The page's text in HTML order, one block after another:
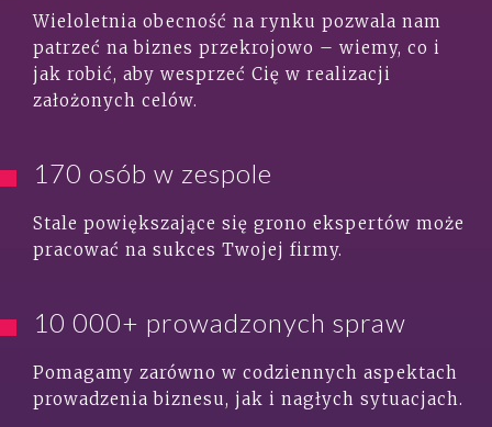
Wieloletnia obecność na rynku pozwala nam
patrzeć na biznes przekrojowo – wiemy, co i
jak robić, aby wesprzeć Cię w realizacji
założonych celów.
170 osób w zespole
Stale powiększające się grono ekspertów może
pracować na sukces Twojej firmy.
10 000+ prowadzonych spraw
Pomagamy zarówno w codziennych aspektach
prowadzenia biznesu, jak i nagłych sytuacjach.